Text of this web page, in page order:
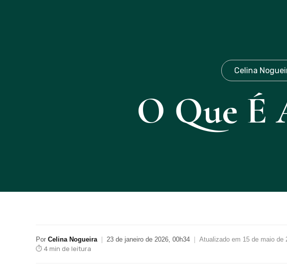
Celina
O Que É
Por Celina Nogueira 23 de janeiro de 2026, 00h34
Atualizado em 15 de maio de
⏱ 4 min de leitura